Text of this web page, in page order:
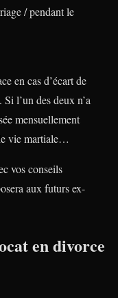
/ pendant le
en cas d’écart de
l’un des deux n’a
mensuellement
vie martiale…
vos conseils
aux futurs ex-
en divorce